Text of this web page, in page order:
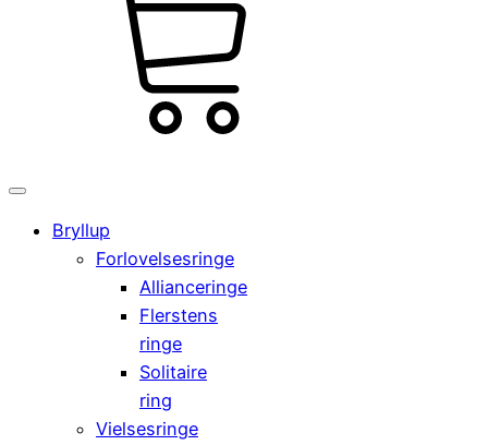
Bryllup
Forlovelsesringe
Allianceringe
Flerstens
ringe
Solitaire
ring
Vielsesringe